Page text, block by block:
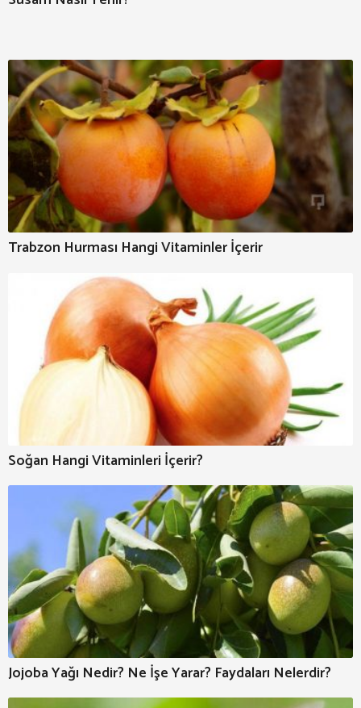
Trabzon Hurması Hangi Vitaminler İçerir
Soğan Hangi Vitaminleri İçerir?
Jojoba Yağı Nedir? Ne İşe Yarar? Faydaları Nelerdir?